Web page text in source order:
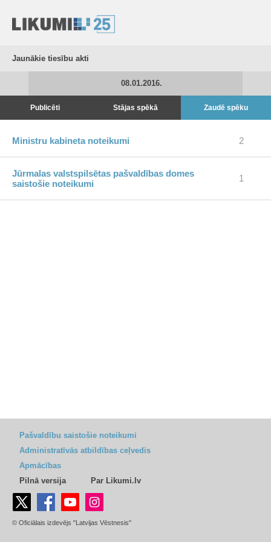
Jaunākie tiesību akti
08.01.2016.
Publicēti Stājas spēkā Zaudē spēku
Ministru kabineta noteikumi 2
Jūrmalas valstspilsētas pašvaldības domes
saistošie noteikumi
1
Pašvaldību saistošie noteikumi
Administratīvās atbildības ceļvedis
Apmācības
Pilnā versija
Par Likumi.lv
© Oficiālais izdevējs "Latvijas Vēstnesis"